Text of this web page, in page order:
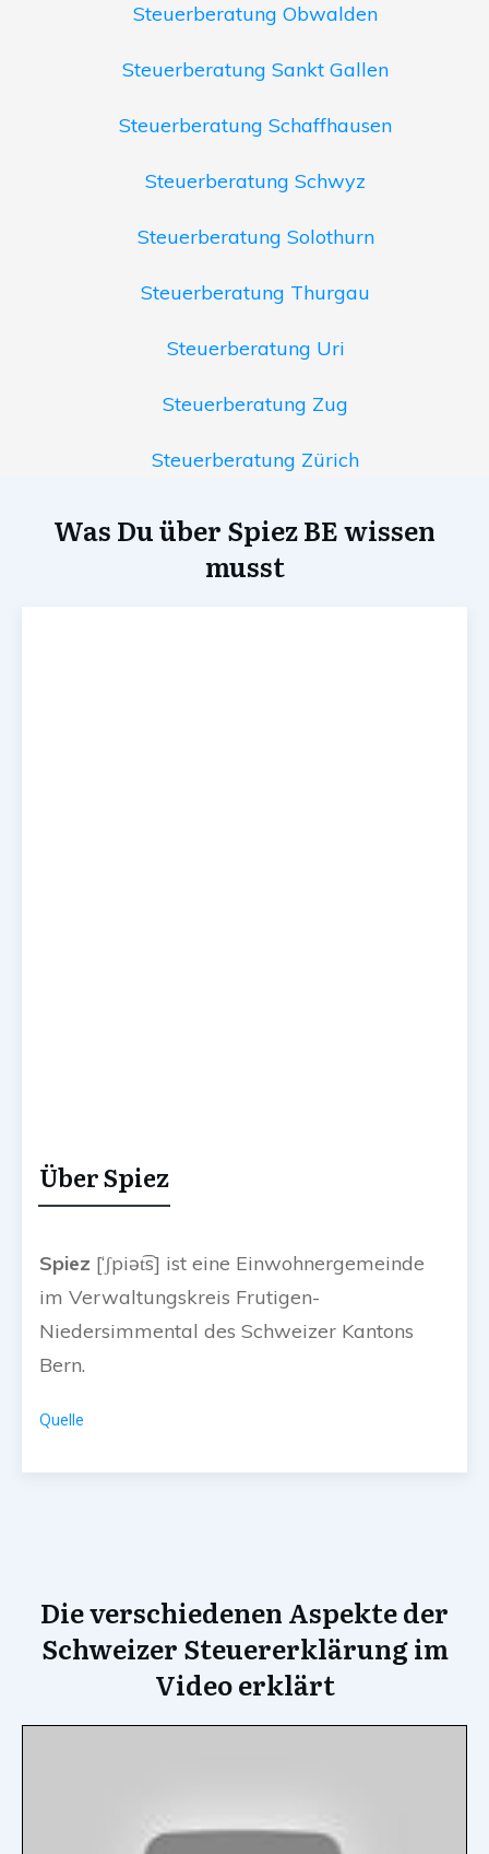
Steuerberatung Obwalden
Steuerberatung Sankt Gallen
Steuerberatung Schaffhausen
Steuerberatung Schwyz
Steuerberatung Solothurn
Steuerberatung Thurgau
Steuerberatung Uri
Steuerberatung Zug
Steuerberatung Zürich
Was Du über Spiez BE wissen
musst
Über Spiez
Spiez [‘ʃpiət͡s] ist eine Einwohnergemeinde
im Verwaltungskreis Frutigen-
Niedersimmental des Schweizer Kantons
Bern.
Quelle
Die verschiedenen Aspekte der
Schweizer Steuererklärung im
Video erklärt